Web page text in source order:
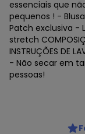
essenciais que
pequenos ! -
Patch exclusiva -
stretch
INSTRUÇÕES DE
- Não secar em
pessoas!
Marisol -